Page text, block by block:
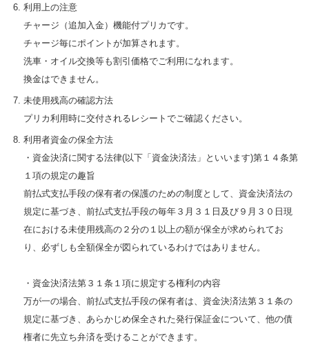
利用上の注意
チャージ（追加入金）機能付プリカです。
チャージ毎にポイントが加算されます。
洗車・オイル交換等も割引価格でご利用になれます。
換金はできません。
未使用残高の確認方法
プリカ利用時に交付されるレシートでご確認ください。
利用者資金の保全方法
・資金決済に関する法律(以下「資金決済法」といいます)第１４条第
１項の規定の趣旨
前払式支払手段の保有者の保護のための制度として、資金決済法の
規定に基づき、前払式支払手段の毎年３月３１日及び９月３０日現
在における未使用残高の２分の１以上の額が保全が求められてお
り、必ずしも全額保全が図られているわけではありません。
・資金決済法第３１条１項に規定する権利の内容
万が一の場合、前払式支払手段の保有者は、資金決済法第３１条の
規定に基づき、あらかじめ保全された発行保証金について、他の債
権者に先立ち弁済を受けることができます。